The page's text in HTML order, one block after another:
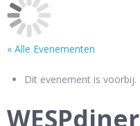
« Alle Evenementen
Dit evenement is voorbij.
WESPdiner